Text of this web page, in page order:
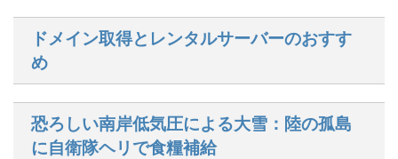
ドメイン取得とレンタルサーバーのおすす
め
恐ろしい南岸低気圧による大雪：陸の孤島
に自衛隊ヘリで食糧補給